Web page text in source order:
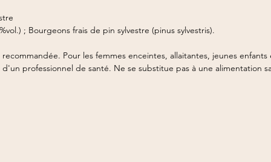
; Bourgeons frais de pin sylvestre (pinus sylvestris).
Pour les femmes enceintes, allaitantes, jeunes
professionnel de santé. Ne se substitue pas à une alimentation